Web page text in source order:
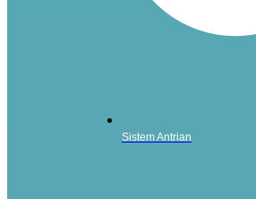
Sistem Antrian